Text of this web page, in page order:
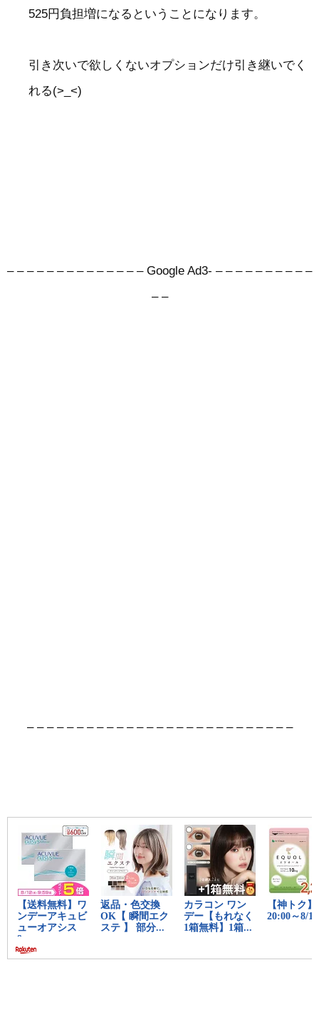
525円負担増になるということになります。
引き次いで欲しくないオプションだけ引き継いでく
れる(>_<)
– – – – – – – – – – – – – – Google Ad3- – – – – – – – – – –
– –
– – – – – – – – – – – – – – – – – – – – – – – – – – –